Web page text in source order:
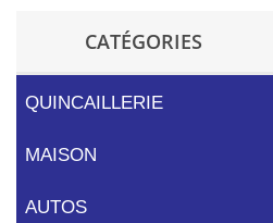
CATÉGORIES
QUINCAILLERIE
MAISON
AUTOS